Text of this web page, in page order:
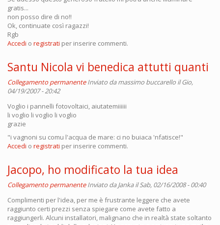
gratis...
non posso dire di no!!
Ok, continuate così ragazzi!
Rgb
Accedi o registrati per inserire commenti.
Santu Nicola vi benedica attutti quanti
Collegamento permanente Inviato damassimo buccarello il Gio,
04/19/2007 - 20:42
Voglio i pannelli fotovoltaici, aiutatemiiiiii
li voglio li voglio li voglio
grazie
"i vagnoni su comu l'acqua de mare: ci no buiaca 'nfatisce!"
Accedi o registrati per inserire commenti.
Jacopo, ho modificato la tua idea
Collegamento permanente Inviato daJankail Sab, 02/16/2008 - 00:40
Complimenti per l'idea, per me è frustrante leggere che avete
raggiunto certi prezzi senza spiegare come avete fatto a
raggiungerli. Alcuni installatori, malignano che in realtà state soltanto